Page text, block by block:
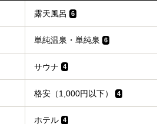
露天風呂 6
単純温泉・単純泉 6
サウナ 4
格安（1,000円以下） 4
ホテル 4